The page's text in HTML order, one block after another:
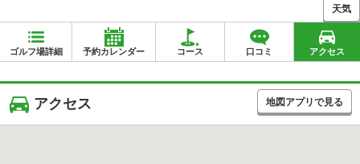
天気
ゴルフ場詳細 予約カレンダー コース 口コミ アクセス
アクセス 地図アプリで見る